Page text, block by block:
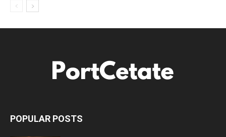
POPULAR POSTS